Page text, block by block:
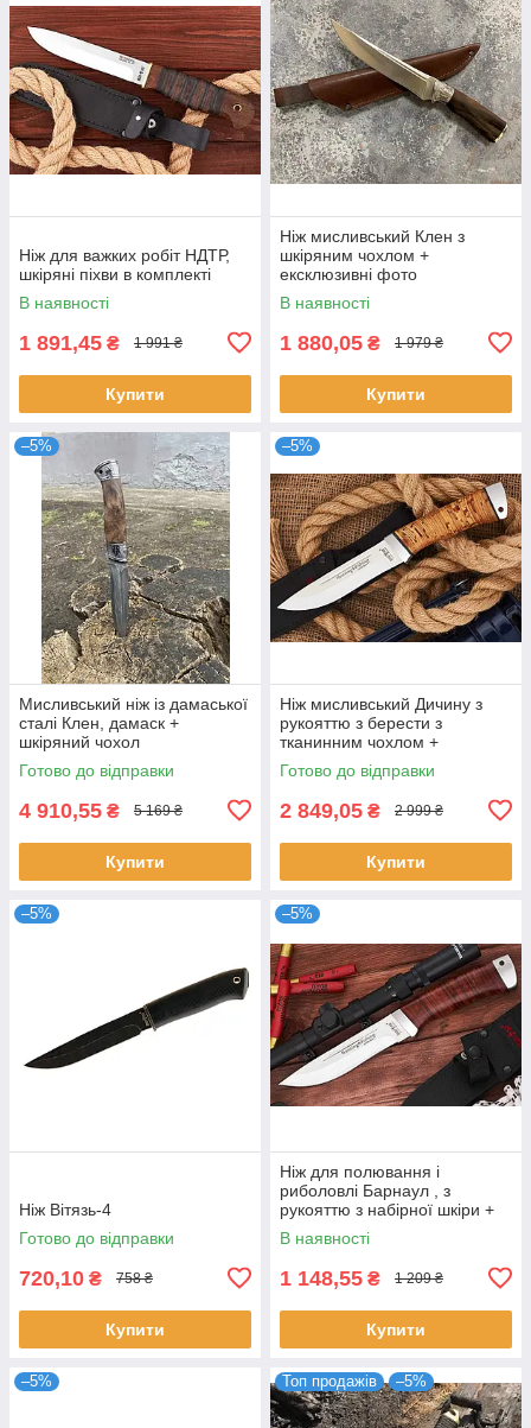
Ніж для важких робіт НДТР,
шкіряні піхви в комплекті
В наявності
1 891,45 ₴ 1 991 ₴
Купити
Ніж мисливський Клен з
шкіряним чохлом +
ексклюзивні фото
В наявності
1 880,05 ₴ 1 979 ₴
Купити
–5%
Мисливський ніж із дамаської
сталі Клен, дамаск +
шкіряний чохол
Готово до відправки
4 910,55 ₴ 5 169 ₴
Купити
–5%
Ніж мисливський Дичину з
рукояттю з берести з
тканинним чохлом +
ексклюзивні фото
Готово до відправки
2 849,05 ₴ 2 999 ₴
Купити
–5%
Ніж Вітязь-4
Готово до відправки
720,10 ₴ 758 ₴
Купити
–5%
Ніж для полювання і
риболовлі Барнаул , з
рукояттю з набірної шкіри +
ексклюзивні фото
В наявності
1 148,55 ₴ 1 209 ₴
Купити
–5% Топ продажів –5%